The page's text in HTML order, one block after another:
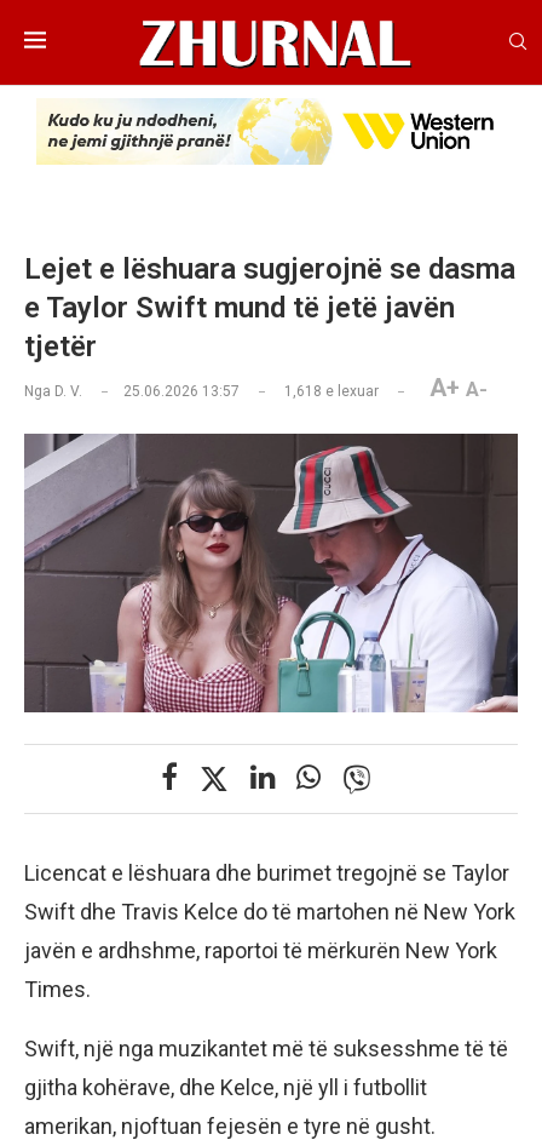
Lejet e lëshuara sugjerojnë se dasma
e Taylor Swift mund të jetë javën
tjetër
Nga D. V. 25.06.2026 13:57 1,618 e lexuar A+ A-
Licencat e lëshuara dhe burimet tregojnë se Taylor
Swift dhe Travis Kelce do të martohen në New York
javën e ardhshme, raportoi të mërkurën New York
Times.
Swift, një nga muzikantet më të suksesshme të të
gjitha kohërave, dhe Kelce, një yll i futbollit
amerikan, njoftuan fejesën e tyre në gusht.